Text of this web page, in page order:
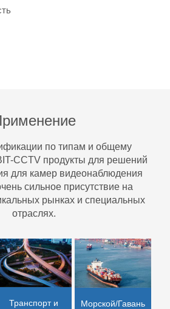
по типам и общему
CCTV продукты для решений
для камер видеонаблюдения
сильное присутствие на
рынках и специальных
отраслях.
Транспорт и
Морской/Гавань